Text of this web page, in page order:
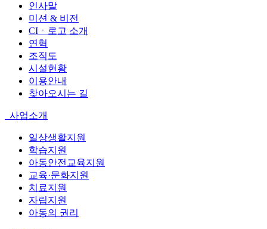
인사말
미션 & 비전
CIㆍ로고 소개
연혁
조직도
시설현황
이용안내
찾아오시는 길
사업소개
일상생활지원
학습지원
아동안전교육지원
교육·문화지원
치료지원
자립지원
아동의 권리